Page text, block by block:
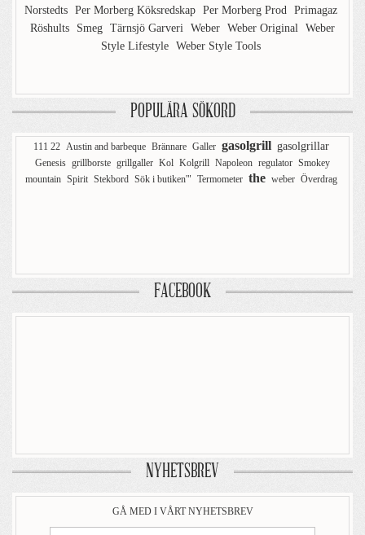
Norstedts Per Morberg Köksredskap Per Morberg Prod Primagaz
Röshults
Smeg Tärnsjö Garveri Weber Weber Original Weber
Style Lifestyle Weber Style Tools
POPULÄRA SÖKORD
111 22 Austin and barbeque Brännare Galler gasolgrill gasolgrillar
Genesis grillborste grillgaller Kol Kolgrill Napoleon regulator Smokey
mountain Spirit Stekbord Sök i butiken'" Termometer the weber Överdrag
FACEBOOK
NYHETSBREV
GÅ MED I VÅRT NYHETSBREV